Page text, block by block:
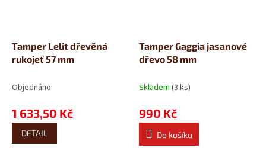
Tamper Lelit dřevěná
rukojeť 57 mm
Objednáno
1 633,50 Kč
DETAIL
Tamper Gaggia jasanové
dřevo 58 mm
Skladem (3 ks)
990 Kč
Do košíku